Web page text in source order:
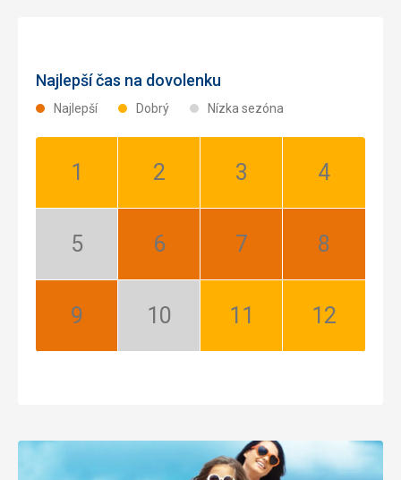
Najlepší čas na dovolenku
Najlepší Dobrý Nízka sezóna
Január:
Február:
Marec:
Apríl:
Máj:
Jún:
Júl:
August:
September:
Október:
November:
December: